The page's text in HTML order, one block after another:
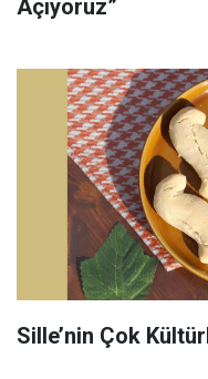
Açıyoruz”
Sille’nin Çok